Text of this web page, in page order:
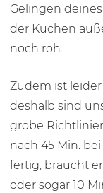
Gelingen
der Kuchen
noch roh.
Zudem ist
deshalb sind
grobe
nach 45 Min. bei
fertig, braucht
oder sogar 10